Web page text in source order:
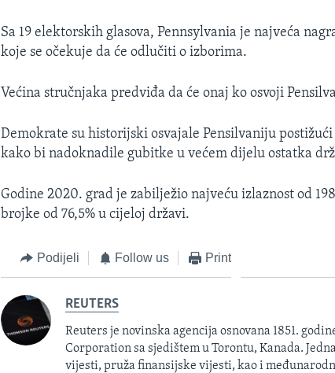
Sa 19 elektorskih glasova, Pennsylvania je najveća
koje se očekuje da će odlučiti o izborima.
Većina stručnjaka predviđa da će onaj ko osvoji
Demokrate su historijski osvajale Pensilvaniju
kako bi nadoknadile gubitke u većem dijelu ostatka
Godine 2020. grad je zabilježio najveću izlaznost od
brojke od 76,5% u cijeloj državi.
Podijeli Follow us Print
REUTERS
Reuters je novinska agencija osnovana 1851.
Corporation sa sjedištem u Torontu, Kanada.
vijesti, pruža finansijske vijesti, kao i